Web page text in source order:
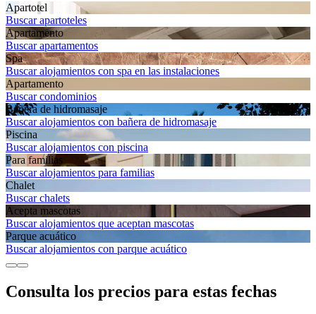
Apartotel
Buscar apartoteles
Apartamento
Buscar apartamentos
Spa
Buscar alojamientos con spa en las instalaciones
Apartamento
Buscar condominios
Bañera de hidromasaje
Buscar alojamientos con bañera de hidromasaje
Piscina
Buscar alojamientos con piscina
Para familias
Buscar alojamientos para familias
Chalet
Buscar chalets
Acepta mascotas
Buscar alojamientos que aceptan mascotas
Parque acuático
Buscar alojamientos con parque acuático
Consulta los precios para estas fechas